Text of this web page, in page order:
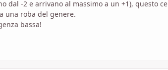
dal -2 e arrivano al massimo a un +1), questo
una roba del genere.
bassa!